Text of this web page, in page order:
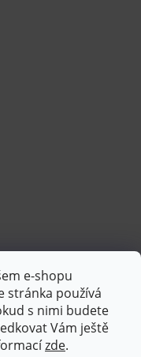
e-shopu
stránka používá
s nimi budete
Vám ještě
zde.